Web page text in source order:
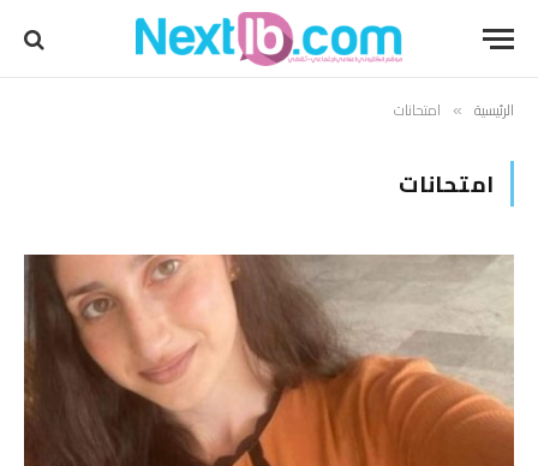
الرئيسية » امتحانات
امتحانات